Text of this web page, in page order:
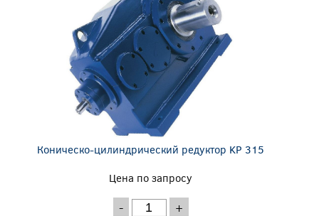
Коническо-цилиндрический редуктор KP 315
Цена по запросу
- +